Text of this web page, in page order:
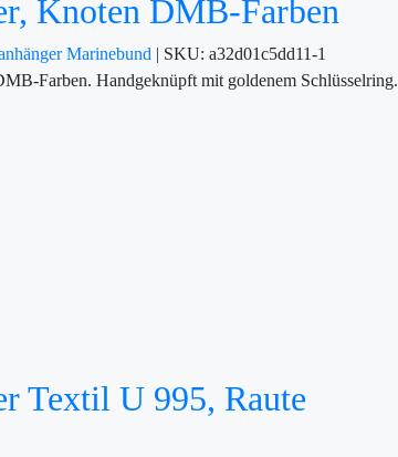
Knoten DMB-Farben
Marinebund | SKU: a32d01c5dd11-1
Farben. Handgeknüpft mit goldenem Schlüsselring.
Textil U 995, Raute